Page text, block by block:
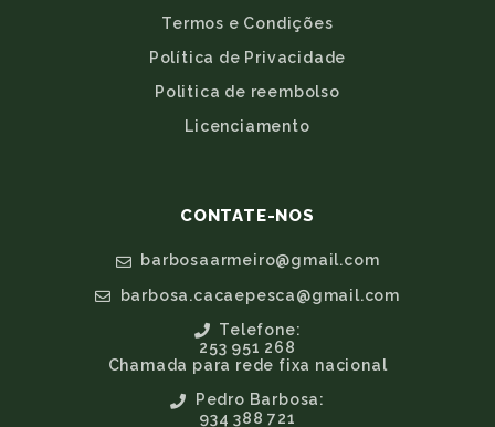
Termos e Condições
Política de Privacidade
Politica de reembolso
Licenciamento
CONTATE-NOS
barbosaarmeiro@gmail.com
barbosa.cacaepesca@gmail.com
Telefone:
253 951 268
Chamada para rede fixa nacional
Pedro Barbosa:
934 388 721